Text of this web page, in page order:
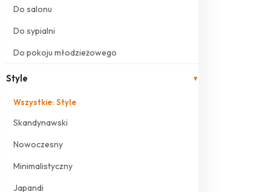
Do salonu
Do sypialni
Do pokoju młodzieżowego
Style ▾
Wszystkie: Style
Skandynawski
Nowoczesny
Minimalistyczny
Japandi